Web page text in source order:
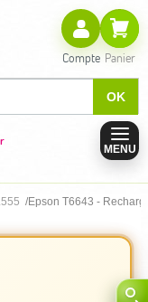
OK
Compte Panier
MENU
Epson T6643 -